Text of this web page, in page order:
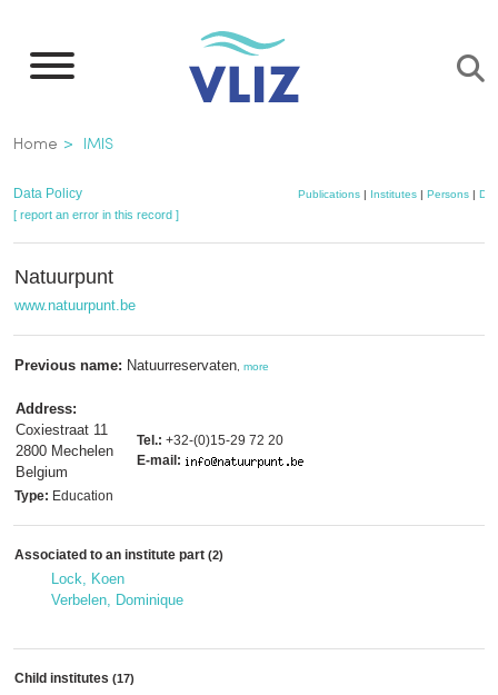
main
Breadcrumb
Home IMIS
Data Policy Publications | Institutes | Persons |
[ report an error in this record ]
Natuurpunt
www.natuurpunt.be
Previous name: Natuurreservaten more
Address:
Coxiestraat 11
2800 Mechelen
Belgium
Tel.: +32-(0)15-29 72 20
E-mail:
Type: Education
Associated to an institute part (2)
Lock, Koen
Verbelen, Dominique
Child institutes (17)